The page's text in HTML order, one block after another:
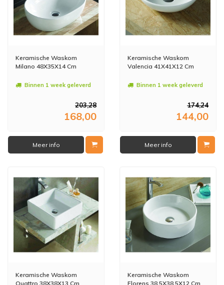
Keramische Waskom
Milano 48X35X14 Cm
Binnen 1 week geleverd
203,28
168,00
Meer info
Keramische Waskom
Valencia 41X41X12 Cm
Binnen 1 week geleverd
174,24
144,00
Meer info
Keramische Waskom
Quattro 38X38X13 Cm
Keramische Waskom
Florens 38,5X38,5X12 Cm